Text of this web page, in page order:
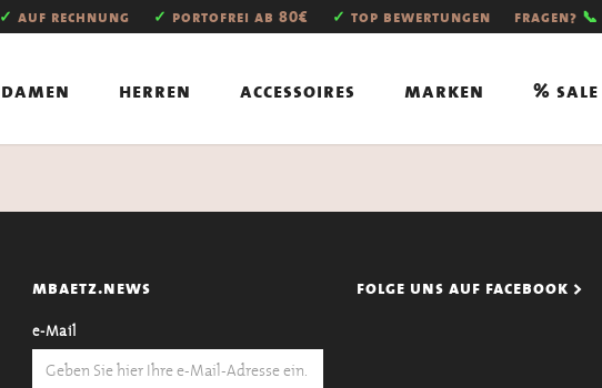
✓ auf rechnung ✓ portofrei ab 80€ ✓ top bewertungen fragen? 📞
damen herren accessoires marken % sale
mbaetz.news
e-Mail
folge uns auf facebook >